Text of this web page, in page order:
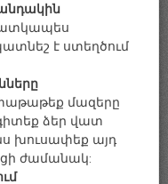
է ստեղծում
մազերը
ձեր վատ
խուսափեք այդ
ժամանակ: